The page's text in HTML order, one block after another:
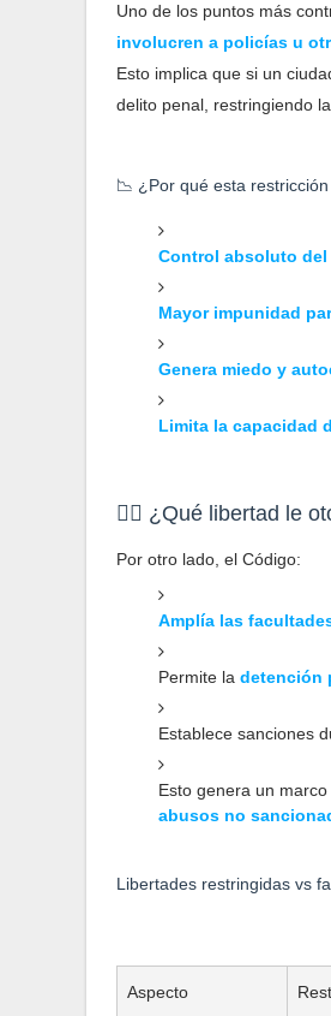
Uno de los puntos más
involucren a policías u
Esto implica que si un
delito penal, restringiendo
📉 ¿Por qué esta
Control absoluto
Mayor impunidad
Genera miedo y
Limita la capacidad
👮‍♂️ ¿Qué libertad le
Por otro lado, el Código:
Amplía las
Permite la detención
Establece sanciones
Esto genera un
abusos no
Libertades restringidas vs
Aspecto